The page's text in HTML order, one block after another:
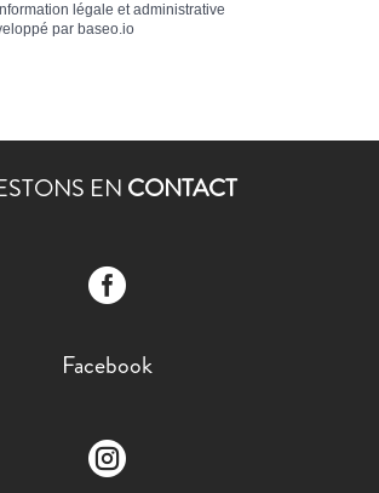
légale et administrative
par baseo.io
EN CONTACT

Facebook
